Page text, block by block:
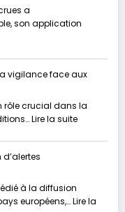
a
son application
la vigilance face aux
rôle crucial dans la
Lire la suite:
FRANCE
dédié
d’alertes
à la diffusion
européens,…Lire la